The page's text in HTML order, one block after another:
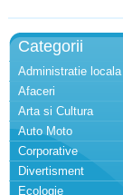
Categorii
Administratie locala
Afaceri
Arta si Cultura
Auto Moto
Corporative
Divertisment
Ecologie